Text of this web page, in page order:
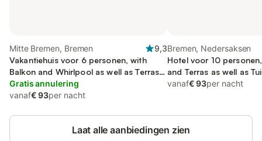
Mitte Bremen, Bremen
9,3
Vakantiehuis voor 6 personen, with
Balkon and Whirlpool as well as Terras
and Uitzicht
Gratis annulering
vanaf€ 93per nacht
Bremen, Nedersaksen
Hotel voor 10
and Terras as well as
vanaf€ 93per nacht
Laat alle aanbiedingen zien